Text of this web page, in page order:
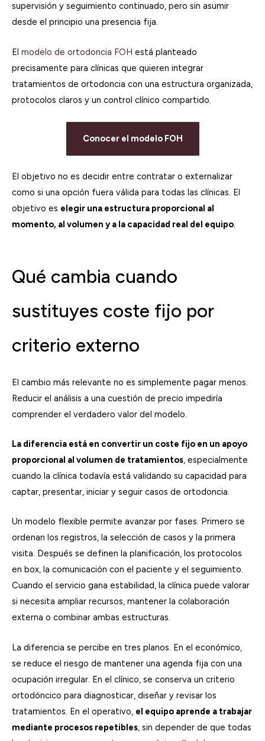
supervisión y seguimiento continuado, pero sin asumir
desde el principio una presencia fija.
El modelo de ortodoncia FOH está planteado
precisamente para clínicas que quieren integrar
tratamientos de ortodoncia con una estructura organizada,
protocolos claros y un control clínico compartido.
Conocer el modelo FOH
El objetivo no es decidir entre contratar o externalizar
como si una opción fuera válida para todas las clínicas. El
objetivo es elegir una estructura proporcional al
momento, al volumen y a la capacidad real del equipo.
Qué cambia cuando
sustituyes coste fijo por
criterio externo
El cambio más relevante no es simplemente pagar menos.
Reducir el análisis a una cuestión de precio impediría
comprender el verdadero valor del modelo.
La diferencia está en convertir un coste fijo en un apoyo
proporcional al volumen de tratamientos, especialmente
cuando la clínica todavía está validando su capacidad para
captar, presentar, iniciar y seguir casos de ortodoncia.
Un modelo flexible permite avanzar por fases. Primero se
ordenan los registros, la selección de casos y la primera
visita. Después se definen la planificación, los protocolos
en box, la comunicación con el paciente y el seguimiento.
Cuando el servicio gana estabilidad, la clínica puede valorar
si necesita ampliar recursos, mantener la colaboración
externa o combinar ambas estructuras.
La diferencia se percibe en tres planos. En el económico,
se reduce el riesgo de mantener una agenda fija con una
ocupación irregular. En el clínico, se conserva un criterio
ortodóncico para diagnosticar, diseñar y revisar los
tratamientos. En el operativo, el equipo aprende a trabajar
mediante procesos repetibles, sin depender de que todas